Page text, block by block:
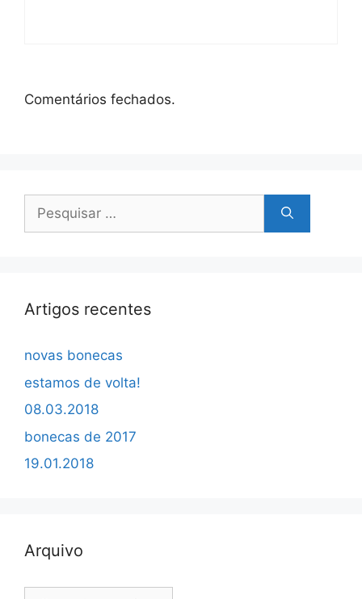
Comentários fechados.
Pesquisar
Artigos recentes
novas bonecas
estamos de volta!
08.03.2018
bonecas de 2017
19.01.2018
Arquivo
Arquivo